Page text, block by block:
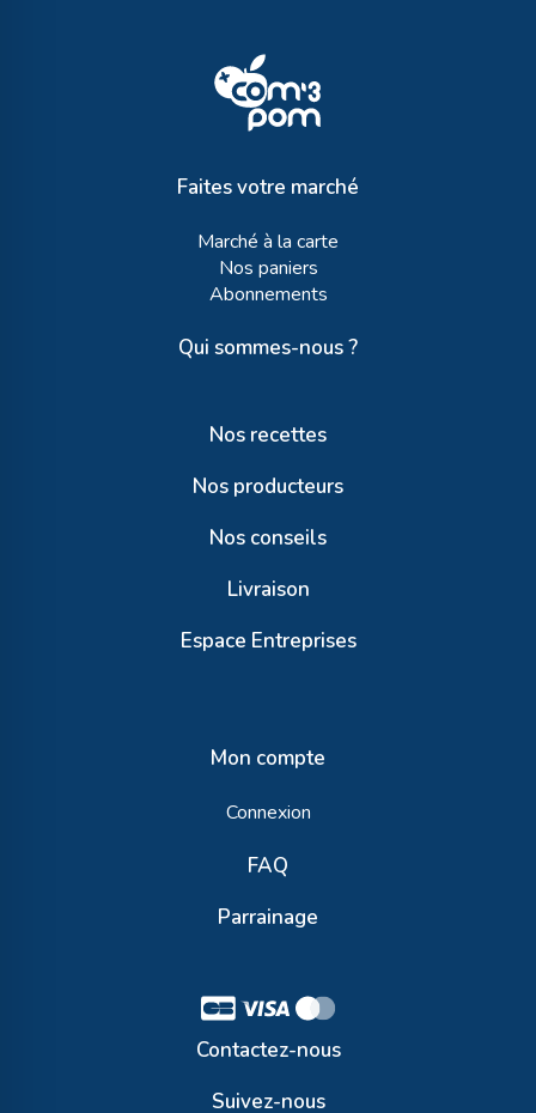
Faites votre marché
Marché à la carte
Nos paniers
Abonnements
Qui sommes-nous ?
Nos recettes
Nos producteurs
Nos conseils
Livraison
Espace Entreprises
Mon compte
Connexion
FAQ
Parrainage
Contactez-nous
Suivez-nous